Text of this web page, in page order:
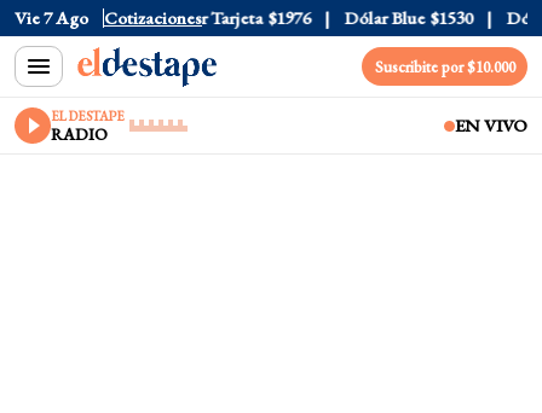
Vie 7 Ago Cotizaciones
$1520 Dólar Tarjeta $1976 Dólar Blue $1530 Dólar
Suscribite por $10.000
EL DESTAPE
RADIO EN VIVO